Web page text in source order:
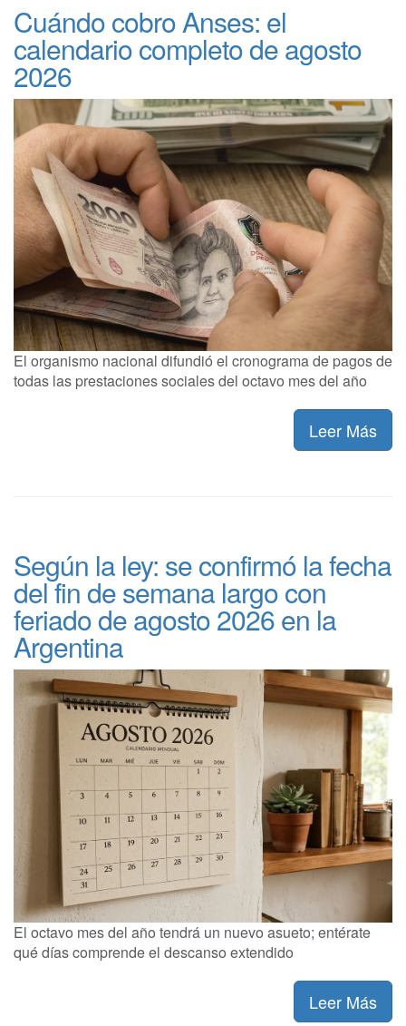
Cuándo cobro Anses: el
calendario completo de agosto
2026
El organismo nacional difundió el cronograma de pagos de
todas las prestaciones sociales del octavo mes del año
Leer Más
Según la ley: se confirmó la fecha
del fin de semana largo con
feriado de agosto 2026 en la
Argentina
El octavo mes del año tendrá un nuevo asueto; entérate
qué días comprende el descanso extendido
Leer Más